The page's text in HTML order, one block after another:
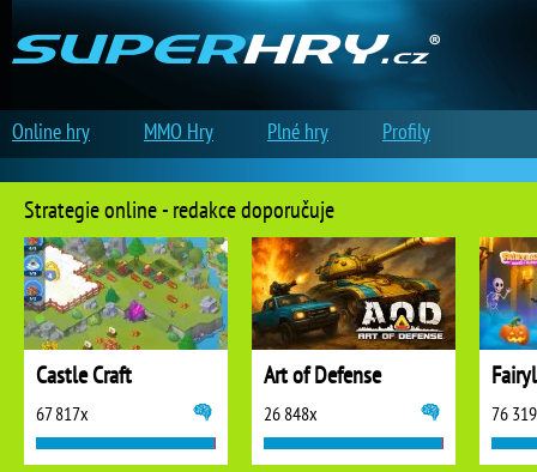
Strategie online - redakce doporučuje
Castle Craft
67 817x
Art of Defense
26 848x 76
Online hry MMO Hry Plné hry Profily